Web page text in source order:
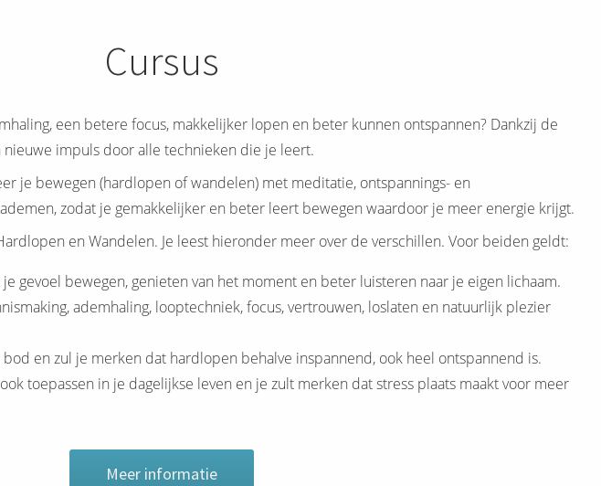
Cursus
een betere focus, makkelijker lopen en beter kunnen ontspannen? Dankzij de
impuls door alle technieken die je leert.
je bewegen (hardlopen of wandelen) met meditatie, ontspannings- en
zodat je gemakkelijker en beter leert bewegen waardoor je meer energie krijgt.
en Wandelen. Je leest hieronder meer over de verschillen. Voor beiden geldt:
gevoel bewegen, genieten van het moment en beter luisteren naar je eigen lichaam.
ademhaling, looptechniek, focus, vertrouwen, loslaten en natuurlijk plezier
en zul je merken dat hardlopen behalve inspannend, ook heel ontspannend is.
toepassen in je dagelijkse leven en je zult merken dat stress plaats maakt voor meer
Meer informatie